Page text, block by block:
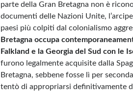
parte della Gran Bretagna non è
documenti delle Nazioni Unite,
paesi più colpiti dal colonialismo
Bretagna occupa
Falkland e la Georgia del Sud con le
furono legalmente acquisite dalla
Bretagna, sebbene fosse lì per
tentò di appropriarsi definitivamente